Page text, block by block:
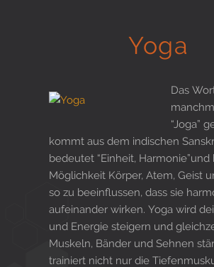
Gesund in Form
Aktiv für Ihre Gesundheit
Gesunde
Yoga
Das
“Joga”
kommt aus dem indischen
bedeutet “Einheit,
Möglichkeit Körper, Atem, Geist
so zu beeinflussen, dass sie
aufeinander wirken. Yoga wird
und Energie steigern und
Muskeln, Bänder und Sehnen
trainiert nicht nur die